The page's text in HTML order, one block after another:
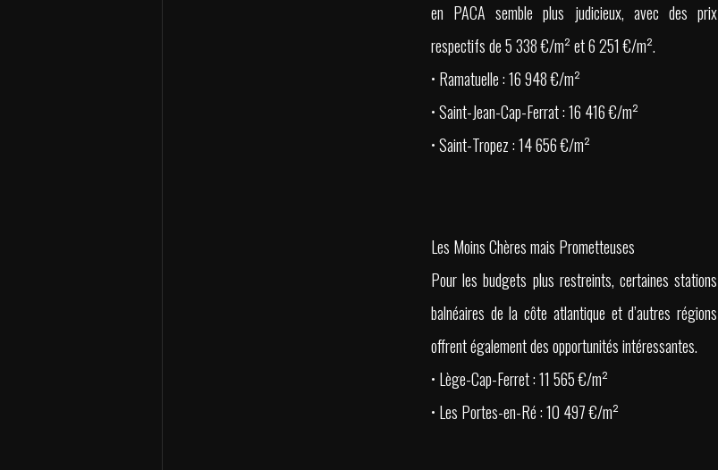
en PACA semble plus judicieux, avec des prix
respectifs de 5 338 €/m² et 6 251 €/m².
• Ramatuelle : 16 948 €/m²
• Saint-Jean-Cap-Ferrat : 16 416 €/m²
• Saint-Tropez : 14 656 €/m²
Les Moins Chères mais Prometteuses
Pour les budgets plus restreints, certaines stations
balnéaires de la côte atlantique et d’autres régions
offrent également des opportunités intéressantes.
• Lège-Cap-Ferret : 11 565 €/m²
• Les Portes-en-Ré : 10 497 €/m²